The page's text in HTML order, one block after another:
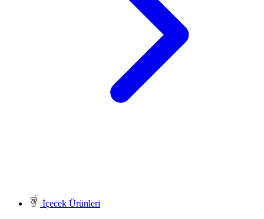
İçecek Ürünleri